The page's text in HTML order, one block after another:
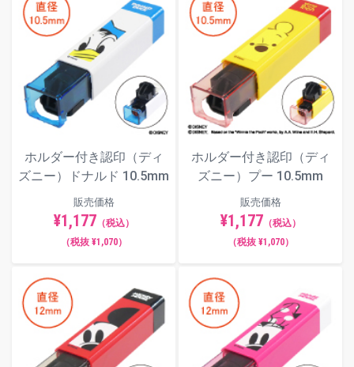
ホルダー付き認印（ディ
ズニー）ドナルド 10.5mm
販売価格
¥1,177 （税込）
（税抜 ¥1,070）
ホルダー付き認印（ディ
ズニー）プー 10.5mm
販売価格
¥1,177 （税込）
（税抜 ¥1,070）